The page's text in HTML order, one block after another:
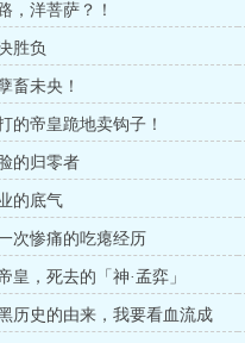
，洋菩萨？！
胜负
畜未央！
的帝皇跪地卖钩子！
的归零者
的底气
次惨痛的吃瘪经历
皇，死去的「神·孟弈」
历史的由来，我要看血流成